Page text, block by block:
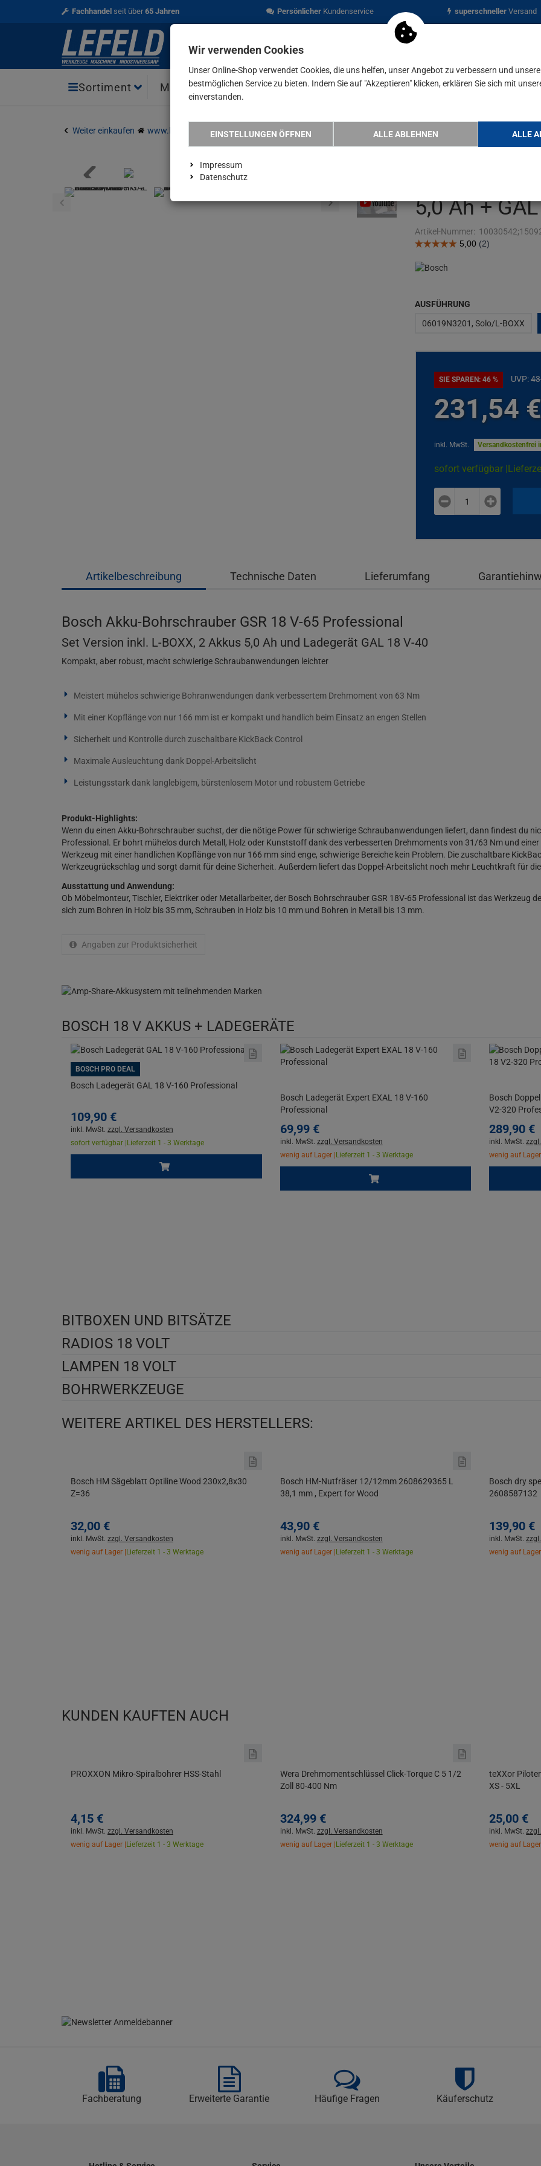
Fachhandel seit über65 Jahren PersönlicherKundenservice superschnellerVersand
Sortiment Marken Aktionen Blog
Weiter einkaufen www.lefeld.de Elektrowerkzeuge Bosch Akku-Bohrschrauber GSR 18 V-65 Professional…
Bosch
18 V-65
5,0 Ah +
Artikel-Nummer:
AUSFÜHRUNG
06019N3201, Solo/L-BOXX
SIE SPAREN: 46 % UVP:
231,54 €
inkl. MwSt. Versandkostenfrei
sofort verfügbar |
plus
minus
Artikelbeschreibung Technische Daten Lieferumfang
Bosch Akku-Bohrschrauber GSR 18 V-65 Professional
Set Version inkl. L-BOXX, 2 Akkus 5,0 Ah und Ladegerät GAL 18 V-40
Kompakt, aber robust, macht schwierige Schraubanwendungen leichter
Meistert mühelos schwierige Bohranwendungen dank verbessertem Drehmoment von 63 Nm
Mit einer Kopflänge von nur 166 mm ist er kompakt und handlich beim Einsatz an engen Stellen
Sicherheit und Kontrolle durch zuschaltbare KickBack Control
Maximale Ausleuchtung dank Doppel-Arbeitslicht
Leistungsstark dank langlebigem, bürstenlosem Motor und robustem Getriebe
Produkt-Highlights:
Wenn du einen Akku-Bohrschrauber suchst, der die nötige Power für schwierige Schraubanwendungen liefert, dann findest du
Professional. Er bohrt mühelos durch Metall, Holz oder Kunststoff dank des verbesserten Drehmoments von 31/63 Nm und
Werkzeug mit einer handlichen Kopflänge von nur 166 mm sind enge, schwierige Bereiche kein Problem. Die zuschaltbare
Werkzeugrückschlag und sorgt damit für deine Sicherheit. Außerdem liefert das Doppel-Arbeitslicht noch mehr Leuchtkraft für
Ausstattung und Anwendung:
Ob Möbelmonteur, Tischler, Elektriker oder Metallarbeiter, der Bosch Bohrschrauber GSR 18V-65 Professional ist das Werkzeug
sich zum Bohren in Holz bis 35 mm, Schrauben in Holz bis 10 mm und Bohren in Metall bis 13 mm.
Angaben zur Produktsicherheit
BOSCH 18 V AKKUS + LADEGERÄTE
BOSCH PRO DEAL
Bosch Ladegerät GAL 18 V-160 Professional
109,90 €
inkl. MwSt. zzgl. Versandkosten
sofort verfügbar | Lieferzeit 1 - 3 Werktage
Bosch Ladegerät Expert EXAL 18 V-160
Professional
69,99 €
inkl. MwSt. zzgl. Versandkosten
wenig auf Lager | Lieferzeit 1 - 3 Werktage
Bosch
V2-320
289,90 €
inkl. MwSt.
wenig auf Lager |
BITBOXEN UND BITSÄTZE
RADIOS 18 VOLT
LAMPEN 18 VOLT
BOHRWERKZEUGE
WEITERE ARTIKEL DES HERSTELLERS:
Bosch HM Sägeblatt Optiline Wood 230x2,8x30
Z=36
32,00 €
inkl. MwSt. zzgl. Versandkosten
wenig auf Lager | Lieferzeit 1 - 3 Werktage
Bosch HM-Nutfräser 12/12mm 2608629365 L
38,1 mm , Expert for Wood
43,90 €
inkl. MwSt. zzgl. Versandkosten
wenig auf Lager | Lieferzeit 1 - 3 Werktage
Bosch dry
2608587132
139,90 €
inkl. MwSt.
wenig auf Lager |
KUNDEN KAUFTEN AUCH
PROXXON Mikro-Spiralbohrer HSS-Stahl
4,15 €
inkl. MwSt. zzgl. Versandkosten
wenig auf Lager | Lieferzeit 1 - 3 Werktage
Wera Drehmomentschlüssel Click-Torque C 5 1/2
Zoll 80-400 Nm
324,99 €
inkl. MwSt. zzgl. Versandkosten
wenig auf Lager | Lieferzeit 1 - 3 Werktage
teXXor
XS - 5XL
25,00 €
inkl. MwSt.
wenig auf Lager |
Fachberatung Erweiterte Garantie Häufige Fragen Käuferschutz
Wir verwenden Cookies
Unser Online-Shop verwendet Cookies, die uns helfen, unser Angebot zu verbessern und
bestmöglichen Service zu bieten. Indem Sie auf "Akzeptieren" klicken, erklären Sie sich mit
einverstanden.
EINSTELLUNGEN ÖFFNEN ALLE ABLEHNEN ALLE
Impressum
Datenschutz